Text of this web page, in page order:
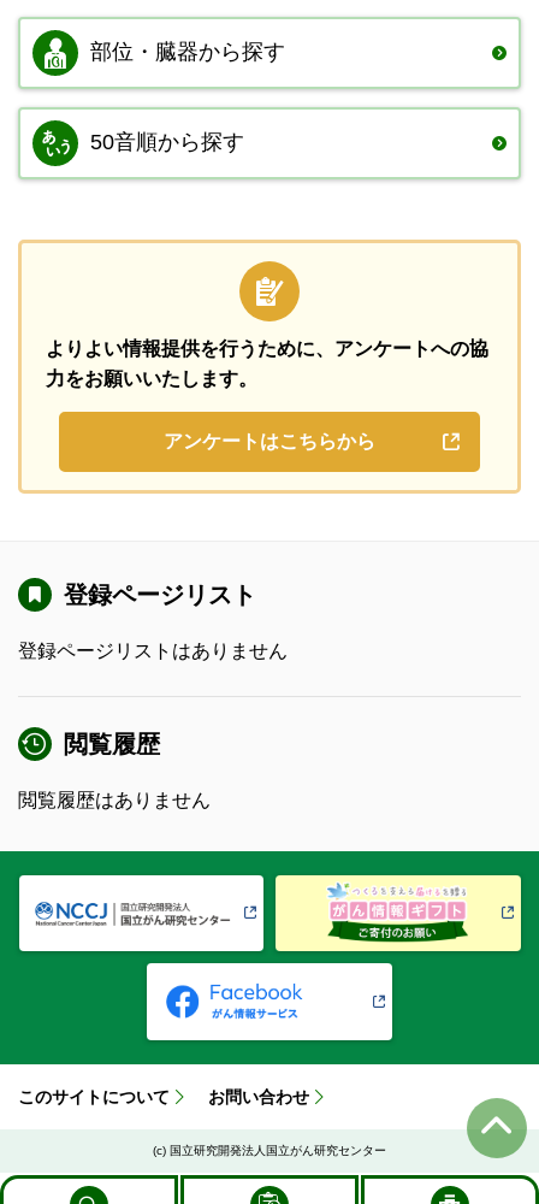
部位・臓器から探す
50音順から探す
よりよい情報提供を行うために、 アンケートへの協
力をお願いいたします。
アンケートはこちらから
登録ページリスト
登録ページリストはありません
閲覧履歴
閲覧履歴はありません
(c) 国立研究開発法人国立がん研究センター
このサイトについて お問い合わせ